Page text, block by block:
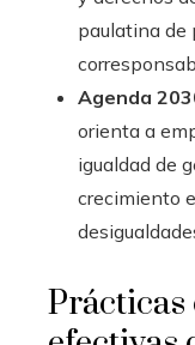
paulatina de
Agenda
orienta a
igualdad de
crecimiento